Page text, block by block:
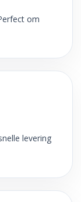
om
levering